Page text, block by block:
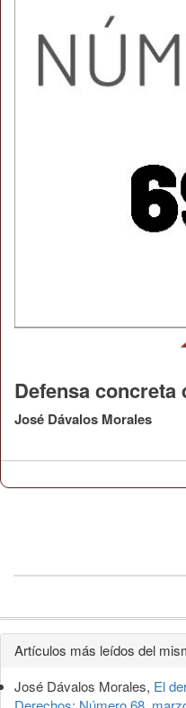
Defensa
José Dávalos Morales
Detalles
del
Artículos más leídos del
José Dávalos Morales, El